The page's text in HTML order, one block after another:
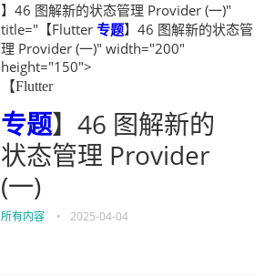
】46 图解新的状态管理 Provider (一)"
title="【Flutter 专题】46 图解新的状态管
理 Provider (一)" width="200"
height="150">
【Flutter
专题】46 图解新的
状态管理 Provider
(一)
所有内容 • 2025-04-04